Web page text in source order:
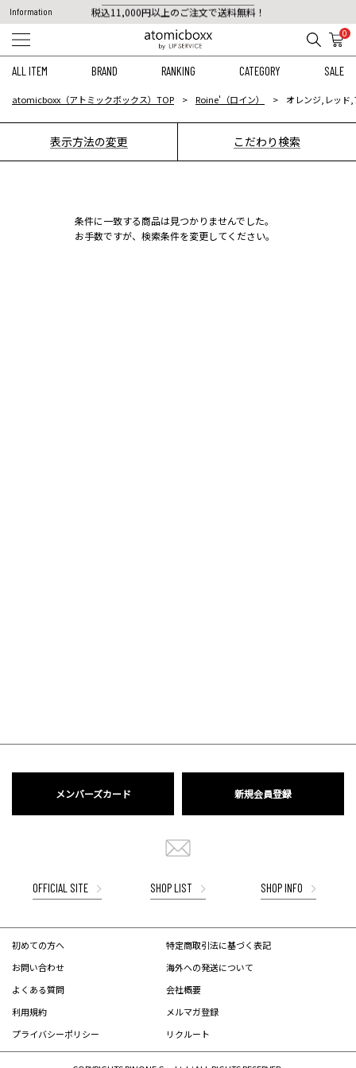
Information
税込11,000円以上のご注文で送料無料！
【重要】予約商品のお支払い方法（代金引換）変更に関するお知らせ
0
ALL ITEM BRAND RANKING CATEGORY SALE
atomicboxx（アトミックボックス）TOP Roine'（ロイン） オレンジ,レッド
表示方法の変更 こだわり検索
条件に一致する商品は見つかりませんでした。
お手数ですが、検索条件を変更してください。
メンバーズカード 新規会員登録
OFFICIAL SITE SHOP LIST SHOP INFO
初めての方へ
お問い合わせ
よくある質問
利用規約
プライバシーポリシー
特定商取引法に基づく表記
海外への発送について
会社概要
メルマガ登録
リクルート